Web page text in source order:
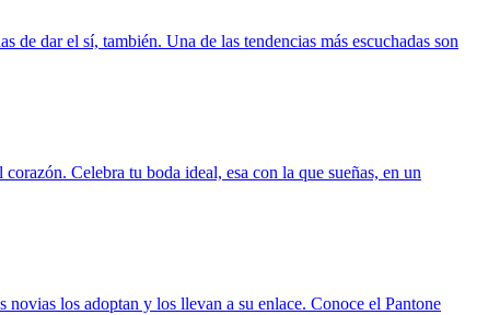
dar el sí, también. Una de las tendencias más escuchadas son
Celebra tu boda ideal, esa con la que sueñas, en un
novias los adoptan y los llevan a su enlace. Conoce el Pantone